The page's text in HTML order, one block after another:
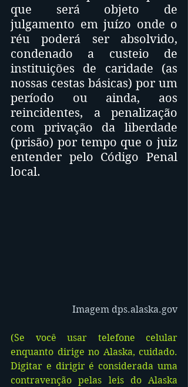
que será objeto de
julgamento em juízo onde o
réu poderá ser absolvido,
condenado a custeio de
instituições de caridade (as
nossas cestas básicas) por um
período ou ainda, aos
reincidentes, a penalização
com privação da liberdade
(prisão) por tempo que o juiz
entender pelo Código Penal
local.
Imagem dps.alaska.gov
(Se você usar telefone celular
enquanto dirige no Alaska, cuidado.
Digitar e dirigir é considerada uma
contravenção pelas leis do Alaska